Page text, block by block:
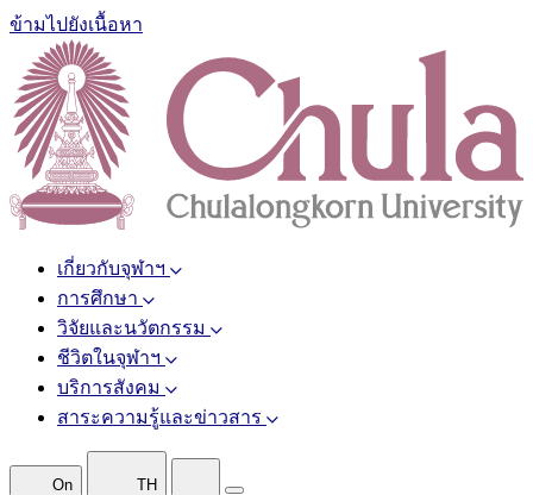
ข้ามไปยังเนื้อหา
เกี่ยวกับจุฬาฯ
การศึกษา
วิจัยและนวัตกรรม
ชีวิตในจุฬาฯ
บริการสังคม
สาระความรู้และข่าวสาร
On TH